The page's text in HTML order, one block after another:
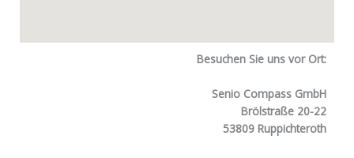
Besuchen Sie uns vor Ort:
Senio Compass GmbH
Brölstraße 20-22
53809 Ruppichteroth